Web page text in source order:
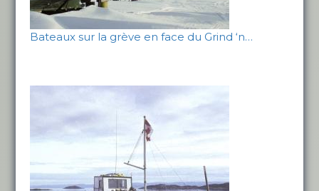
Bateaux sur la grève en face du Grind ‘n…